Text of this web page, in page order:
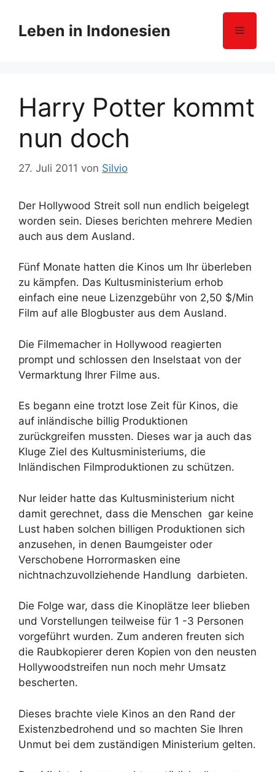
Leben in Indonesien Menü
Harry Potter kommt
nun doch
27. Juli 2011 von Silvio
Der Hollywood Streit soll nun endlich beigelegt
worden sein. Dieses berichten mehrere Medien
auch aus dem Ausland.
Fünf Monate hatten die Kinos um Ihr überleben
zu kämpfen. Das Kultusministerium erhob
einfach eine neue Lizenzgebühr von 2,50 $/Min
Film auf alle Blogbuster aus dem Ausland.
Die Filmemacher in Hollywood reagierten
prompt und schlossen den Inselstaat von der
Vermarktung Ihrer Filme aus.
Es begann eine trotzt lose Zeit für Kinos, die
auf inländische billig Produktionen
zurückgreifen mussten. Dieses war ja auch das
Kluge Ziel des Kultusministeriums, die
Inländischen Filmproduktionen zu schützen.
Nur leider hatte das Kultusministerium nicht
damit gerechnet, dass die Menschen gar keine
Lust haben solchen billigen Produktionen sich
anzusehen, in denen Baumgeister oder
Verschobene Horrormasken eine
nichtnachzuvollziehende Handlung darbieten.
Die Folge war, dass die Kinoplätze leer blieben
und Vorstellungen teilweise für 1 -3 Personen
vorgeführt wurden. Zum anderen freuten sich
die Raubkopierer deren Kopien von den neusten
Hollywoodstreifen nun noch mehr Umsatz
bescherten.
Dieses brachte viele Kinos an den Rand der
Existenzbedrohend und so machten Sie Ihren
Unmut bei dem zuständigen Ministerium gelten.